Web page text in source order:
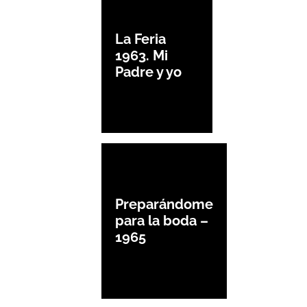
La Feria
1963. Mi
Padre y yo
Preparándome
para la boda –
1965